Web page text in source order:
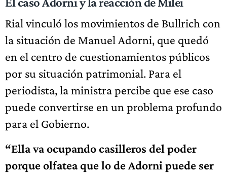
Rial vinculó los movimientos de Bullrich con
la situación de Manuel Adorni, que quedó
en el centro de cuestionamientos públicos
por su situación patrimonial. Para el
periodista, la ministra percibe que ese caso
puede convertirse en un problema profundo
para el Gobierno.
“Ella va ocupando casilleros del poder
porque olfatea que lo de Adorni puede ser